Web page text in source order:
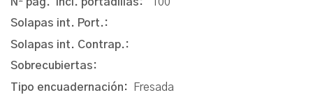
Solapas int. Port.:
Solapas int. Contrap.:
Sobrecubiertas:
Tipo encuadernación:
Fresada